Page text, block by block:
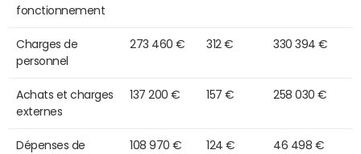
fonctionnement
Charges de
personnel
273 460 € 312 € 330 394 €
Achats et charges
externes
137 200 € 157 € 258 030 €
Dépenses de 108 970 € 124 € 46 498 €